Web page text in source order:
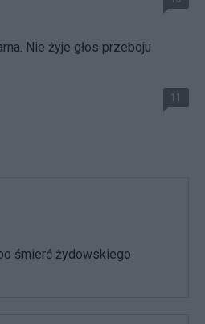
Nie żyje głos przeboju
11
śmierć żydowskiego